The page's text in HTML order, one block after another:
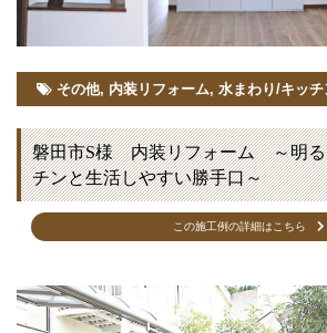
その他, 内装リフォーム, 水まわり/キッ
磐田市S様 内装リフォーム ～明る
チンと生活しやすい勝手口～
この施工例の詳細はこちら